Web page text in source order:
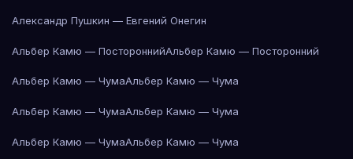
Александр Пушкин — Евгений Онегин
Альбер Камю — ПостороннийАльбер Камю — Посторонний
Альбер Камю — ЧумаАльбер Камю — Чума
Альбер Камю — ЧумаАльбер Камю — Чума
Альбер Камю — ЧумаАльбер Камю — Чума